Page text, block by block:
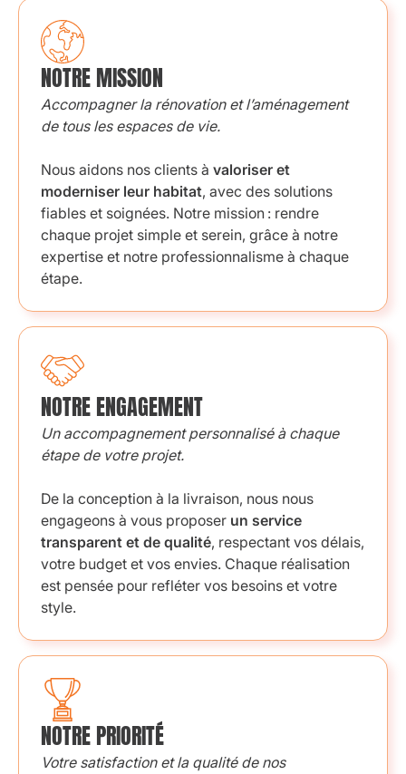
NOTRE MISSION
Accompagner la rénovation et l’aménagement
de tous les espaces de vie.
Nous aidons nos clients à valoriser et
moderniser leur habitat, avec des solutions
fiables et soignées. Notre mission : rendre
chaque projet simple et serein, grâce à notre
expertise et notre professionnalisme à chaque
étape.
NOTRE ENGAGEMENT
Un accompagnement personnalisé à chaque
étape de votre projet.
De la conception à la livraison, nous nous
engageons à vous proposer un service
transparent et de qualité, respectant vos délais,
votre budget et vos envies. Chaque réalisation
est pensée pour refléter vos besoins et votre
style.
NOTRE PRIORITÉ
Votre satisfaction et la qualité de nos